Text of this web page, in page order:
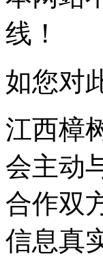
线！
如您对
江西樟
会主动
合作双
信息真